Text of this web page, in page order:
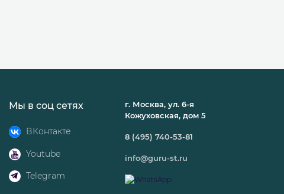
Мы в соц сетях
ВКонтакте
Youtube
Telegram
г. Москва, ул. 6-я
Кожуховская, дом 5
8 (495) 740-53-81
info@guru-st.ru